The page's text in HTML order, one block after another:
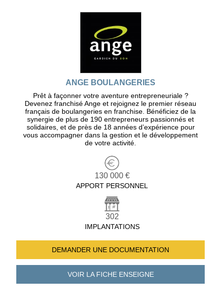
ANGE BOULANGERIES
Prêt à façonner votre aventure entrepreneuriale ?
Devenez franchisé Ange et rejoignez le premier réseau
français de boulangeries en franchise. Bénéficiez de la
synergie de plus de 190 entrepreneurs passionnés et
solidaires, et de près de 18 années d’expérience pour
vous accompagner dans la gestion et le développement
de votre activité.
130 000 €
APPORT PERSONNEL
302
IMPLANTATIONS
DEMANDER UNE DOCUMENTATION
VOIR LA FICHEENSEIGNE